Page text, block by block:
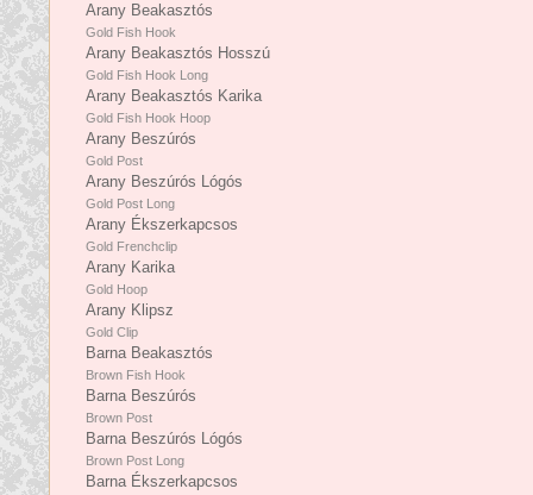
Arany Beakasztós
Gold Fish Hook
Arany Beakasztós Hosszú
Gold Fish Hook Long
Arany Beakasztós Karika
Gold Fish Hook Hoop
Arany Beszúrós
Gold Post
Arany Beszúrós Lógós
Gold Post Long
Arany Ékszerkapcsos
Gold Frenchclip
Arany Karika
Gold Hoop
Arany Klipsz
Gold Clip
Barna Beakasztós
Brown Fish Hook
Barna Beszúrós
Brown Post
Barna Beszúrós Lógós
Brown Post Long
Barna Ékszerkapcsos